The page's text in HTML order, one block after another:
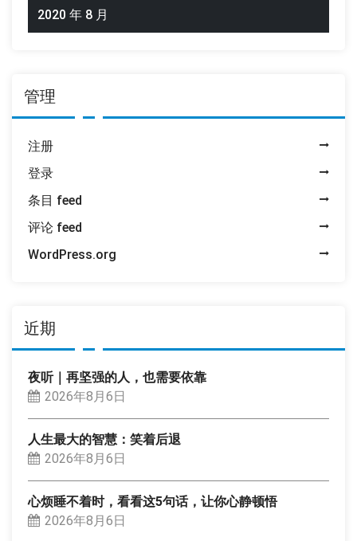
2020 年 8 月
管理
注册
登录
条目 feed
评论 feed
WordPress.org
近期
夜听｜再坚强的人，也需要依靠
2026年8月6日
人生最大的智慧：笑着后退
2026年8月6日
心烦睡不着时，看看这5句话，让你心静顿悟
2026年8月6日